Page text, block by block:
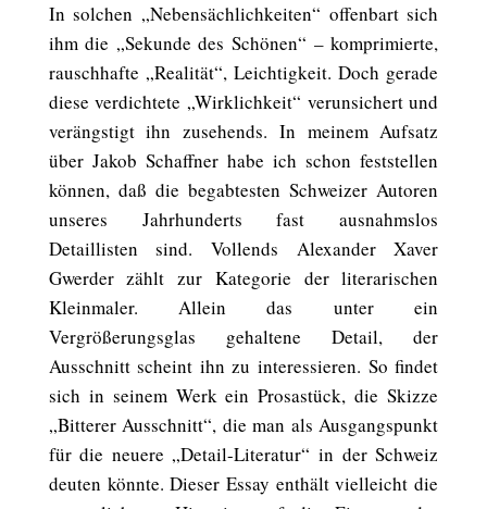
In solchen „Nebensächlichkeiten“ offenbart sich
ihm die „Sekunde des Schönen“ – komprimierte,
rauschhafte „Realität“, Leichtigkeit. Doch gerade
diese verdichtete „Wirklichkeit“ verunsichert und
verängstigt ihn zusehends. In meinem Aufsatz
über Jakob Schaffner habe ich schon feststellen
können, daß die begabtesten Schweizer Autoren
unseres Jahrhunderts fast ausnahmslos
Detaillisten sind. Vollends Alexander Xaver
Gwerder zählt zur Kategorie der literarischen
Kleinmaler. Allein das unter ein
Vergrößerungsglas gehaltene Detail, der
Ausschnitt scheint ihn zu interessieren. So findet
sich in seinem Werk ein Prosastück, die Skizze
„Bitterer Ausschnitt“, die man als Ausgangspunkt
für die neuere „Detail-Literatur“ in der Schweiz
deuten könnte. Dieser Essay enthält vielleicht die